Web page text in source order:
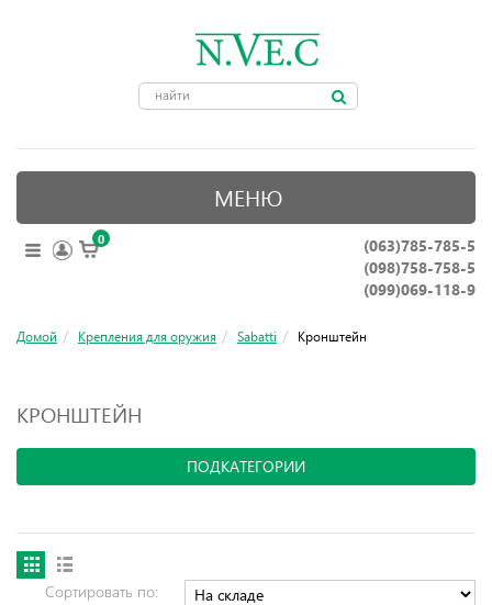
МЕНЮ
ОПТИЧЕСКИЕ ПРИБОРЫ
ПРИНАДЛЕЖНОСТИ ДЛЯ ОХОТЫ
НОЖИ, ИНСТРУМЕНТЫ
0
(063)785-785-5
(098)758-758-5
(099)069-118-9
Домой Крепления для оружия Sabatti Кронштейн
КРОНШТЕЙН
ПОДКАТЕГОРИИ
Сортировать по: